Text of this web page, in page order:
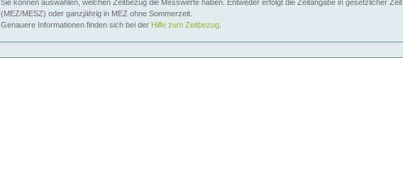
Sie können auswählen, welchen Zeitbezug die Messwerte haben. Entweder erfolgt die Zeitangabe in gesetzlicher Zeit
(MEZ/MESZ) oder ganzjährig in MEZ ohne Sommerzeit.
Genauere Informationen finden sich bei der Hilfe zum Zeitbezug